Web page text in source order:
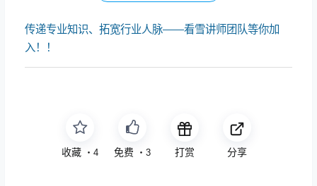
传递专业知识、拓宽行业人脉——看雪讲师团队等你加
入！！
收藏 ・ 4 点赞 ・ 3 打赏 分享